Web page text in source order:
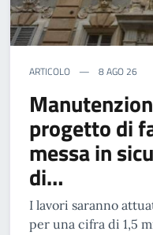
ARTICOLO 8 AGO 26
progetto di
messa in
di…
I lavori saranno
per una cifra di 1,5